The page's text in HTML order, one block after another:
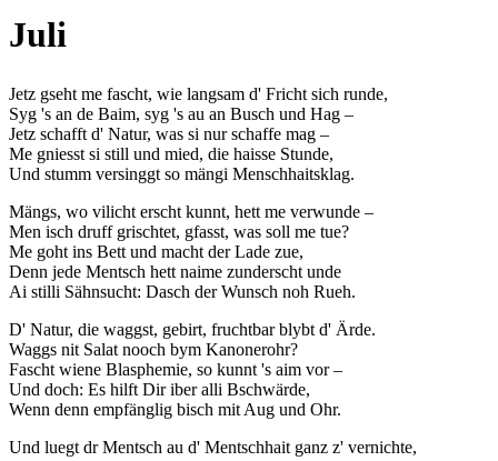
Juli
Jetz gseht me fascht, wie langsam d' Fricht sich runde,
Syg 's an de Baim, syg 's au an Busch und Hag –
Jetz schafft d' Natur, was si nur schaffe mag –
Me gniesst si still und mied, die haisse Stunde,
Und stumm versinggt so mängi Menschhaitsklag.
Mängs, wo vilicht erscht kunnt, hett me verwunde –
Men isch druff grischtet, gfasst, was soll me tue?
Me goht ins Bett und macht der Lade zue,
Denn jede Mentsch hett naime zunderscht unde
Ai stilli Sähnsucht: Dasch der Wunsch noh Rueh.
D' Natur, die waggst, gebirt, fruchtbar blybt d' Ärde.
Waggs nit Salat nooch bym Kanonerohr?
Fascht wiene Blasphemie, so kunnt 's aim vor –
Und doch: Es hilft Dir iber alli Bschwärde,
Wenn denn empfänglig bisch mit Aug und Ohr.
Und luegt dr Mentsch au d' Mentschhait ganz z' vernichte,